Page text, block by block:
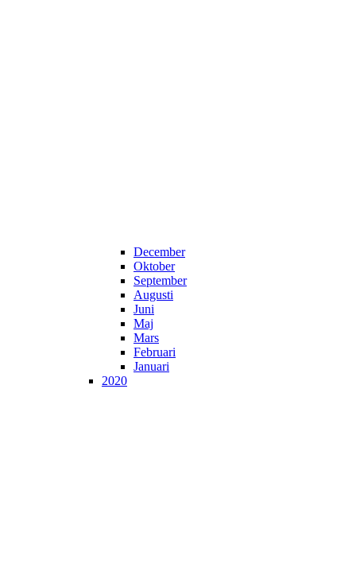
December
Oktober
September
Augusti
Juni
Maj
Mars
Februari
Januari
2020